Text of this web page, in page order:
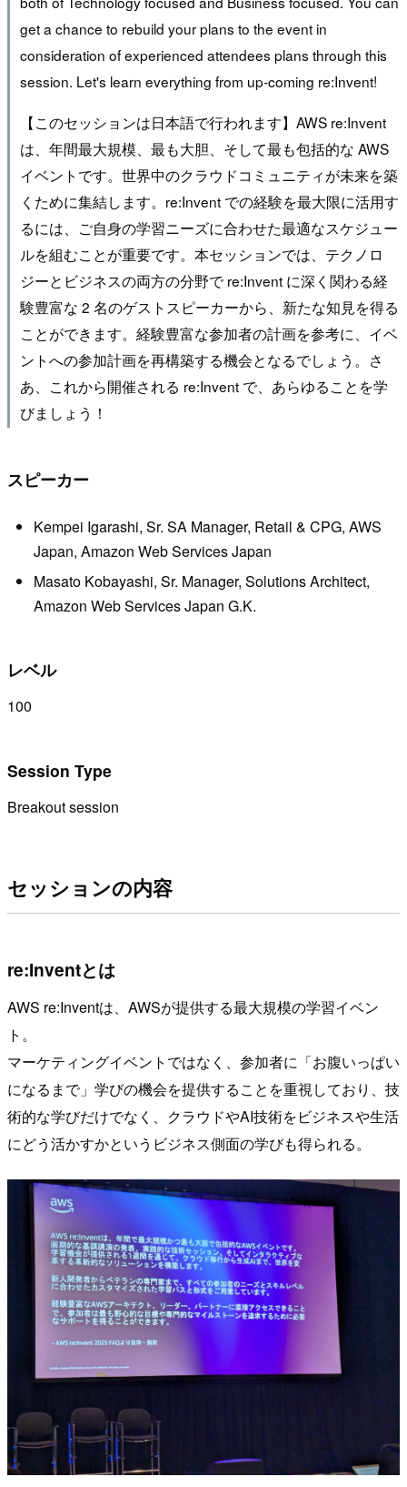
get a chance to rebuild your plans to the event in
consideration of experienced attendees plans through this
session. Let's learn everything from up-coming re:Invent!
【このセッションは日本語で行われます】AWS re:Invent
は、年間最大規模、最も大胆、そして最も包括的な AWS
イベントです。世界中のクラウドコミュニティが未来を築
くために集結します。re:Invent での経験を最大限に活用す
るには、ご自身の学習ニーズに合わせた最適なスケジュー
ルを組むことが重要です。本セッションでは、テクノロ
ジーとビジネスの両方の分野で re:Invent に深く関わる経
験豊富な 2 名のゲストスピーカーから、新たな知見を得る
ことができます。経験豊富な参加者の計画を参考に、イベ
ントへの参加計画を再構築する機会となるでしょう。さ
あ、これから開催される re:Invent で、あらゆることを学
びましょう！
スピーカー
Kempei Igarashi, Sr. SA Manager, Retail & CPG, AWS
Japan, Amazon Web Services Japan
Masato Kobayashi, Sr. Manager, Solutions Architect,
Amazon Web Services Japan G.K.
レベル
100
Session Type
Breakout session
セッションの内容
re:Inventとは
AWS re:Inventは、AWSが提供する最大規模の学習イベン
ト。
マーケティングイベントではなく、参加者に「お腹いっぱい
になるまで」学びの機会を提供することを重視しており、技
術的な学びだけでなく、クラウドやAI技術をビジネスや生活
にどう活かすかというビジネス側面の学びも得られる。